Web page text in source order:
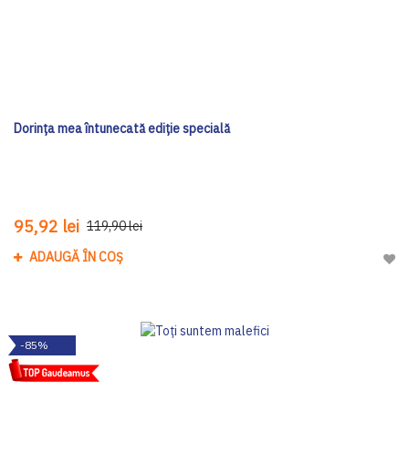
Dorința mea întunecată ediţie specială
95,92 lei 119,90 lei
ADAUGĂ ÎN COȘ
-85%